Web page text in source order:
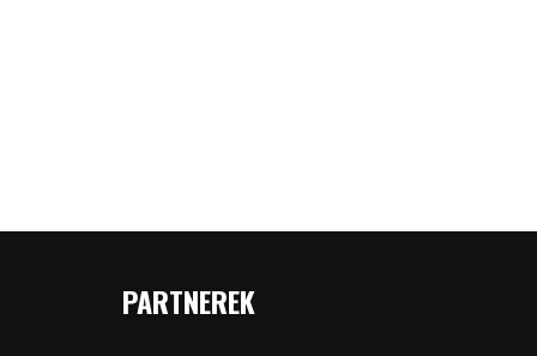
PARTNEREK